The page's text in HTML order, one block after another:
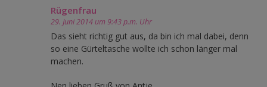
Rügenfrau
29. Juni 2014 um 9:43 p.m. Uhr
Das sieht richtig gut aus, da bin ich mal dabei, denn
so eine Gürteltasche wollte ich schon länger mal
machen.